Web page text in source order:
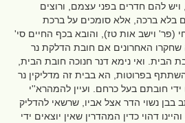
להם חדרים בפני עצמם, ורוצים
בלא ברכה, אלא סומכים על ברכת
(פר' וישב אות טז), והובא בכף החיים סי'
האחרונים אם חובת הדלקת נר
הבית. ואי נימא דנר חנוכה חובת הבית,
בפרוטות, הא בבית זה מדליקין נר
ידי חובתם בעל כרחם. ועיין להמהרא''י
נשוי הדר אצל אביו, שרשאי להדליק
דהוי כדין המהדרין שאין יוצאים ידי